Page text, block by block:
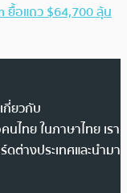
ยื้อแถว $64,700 ลุ้น
กี่ยวกับ
ไทย ในภาษาไทย เรา
ต่างประเทศและนำมา